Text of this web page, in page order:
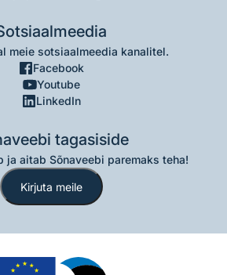
meie sotsiaalmeedia kanalitel.
Facebook
Youtube
LinkedIn
tagasiside
ja aitab Sõnaveebi paremaks teha!
Kirjuta meile